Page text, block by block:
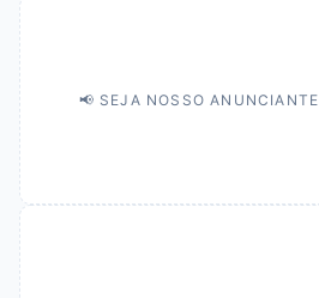
📢 SEJA NOSSO ANUNCIANTE